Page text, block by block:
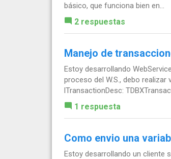
básico, que funciona bien en...
2 respuestas
Manejo de
Estoy desarrollando
proceso del W.S., debo
lTransactionDesc:
1 respuesta
Como envio una
Estoy desarrollando un cliente